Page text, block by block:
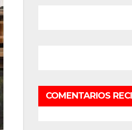
COMENTARIOS